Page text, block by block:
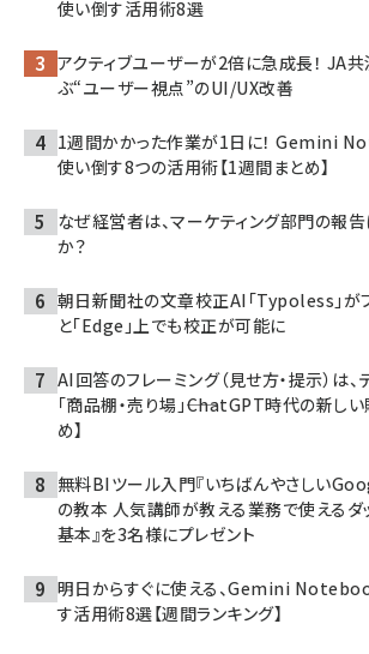
使い倒す活用術8選
アクティブユーザーが2倍に急成長！ JA共
ぶ“ユーザー視点”のUI/UX改善
1週間かかった作業が1日に！ Gemini
使い倒す8つの活用術【1週間まとめ】
なぜ経営者は、マーケティング部門の報
か？
朝日新聞社の文章校正AI「Typoless」が
と「Edge」上でも校正が可能に
AI回答のフレーミング（見せ方・提示）は
「商品棚・売り場」――ChatGPT時代の新し
め】
無料BIツール入門『いちばんやさしい
の教本 人気講師が教える業務で使えるダ
基本』を3名様にプレゼント
明日からすぐに使える、Gemini
す活用術8選【週間ランキング】